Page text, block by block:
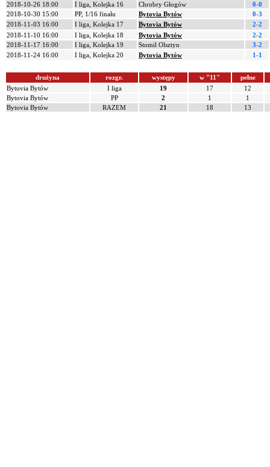
2018-10-26 18:00
I liga, Kolejka 16 Chrobry Głogów
0-0
2018-10-30 15:00
PP, 1/16 finału Bytovia Bytów
0-3
2018-11-03 16:00
I liga, Kolejka 17 Bytovia Bytów
2-2
2018-11-10 16:00
I liga, Kolejka 18 Bytovia Bytów
2-2
2018-11-17 16:00
I liga, Kolejka 19 Stomil Olsztyn
3-2
2018-11-24 16:00
I liga, Kolejka 20 Bytovia Bytów 1-1
drużyna rozgr. występy w "11"
pełne
Bytovia Bytów
I liga 19 17
12
Bytovia Bytów
PP 2 1
1
Bytovia Bytów
RAZEM 21 18 13